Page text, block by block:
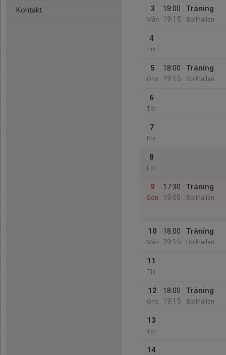
Kontakt 3
Mån
18:00
19:15
Träning
Bollhallen
4
Tis
5
Ons
18:00
19:15
Träning
Bollhallen
6
Tor
7
Fre
8
Lör
9
Sön
17:30
19:00
Träning
Bollhallen
10
Mån
18:00
19:15
Träning
Bollhallen
11
Tis
12
Ons
18:00
19:15
Träning
Bollhallen
13
Tor
14